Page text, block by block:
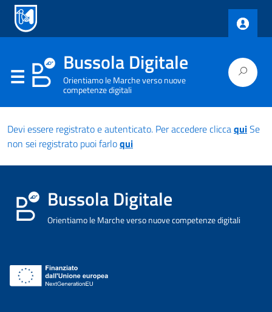
Bussola Digitale
Orientiamo le Marche verso nuove
competenze digitali
Devi essere registrato e autenticato. Per accedere cliccaquiSe
non sei registrato puoi farloqui
Bussola Digitale
Orientiamo le Marche verso nuove competenze digitali